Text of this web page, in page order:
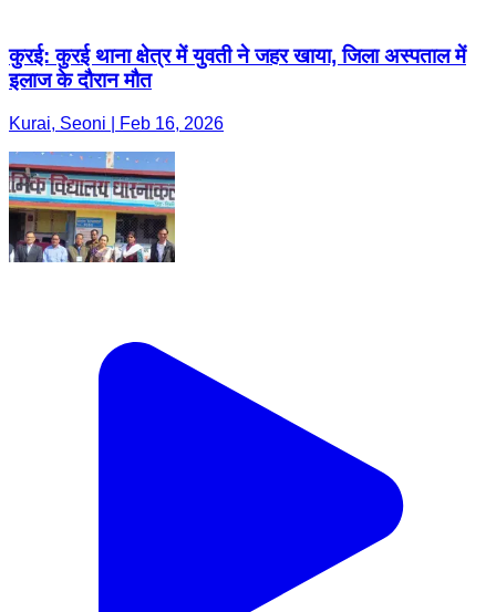
कुरई: कुरई थाना क्षेत्र में युवती ने जहर खाया, जिला अस्पताल में
इलाज के दौरान मौत
Kurai, Seoni | Feb 16, 2026